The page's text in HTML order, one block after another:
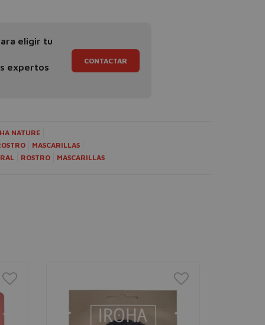
eligir tu
expertos
CONTACTAR
NATURE
MASCARILLAS
ROSTRO MASCARILLAS